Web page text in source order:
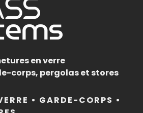
en verre
corps, pergolas et stores
• GARDE-CORPS •